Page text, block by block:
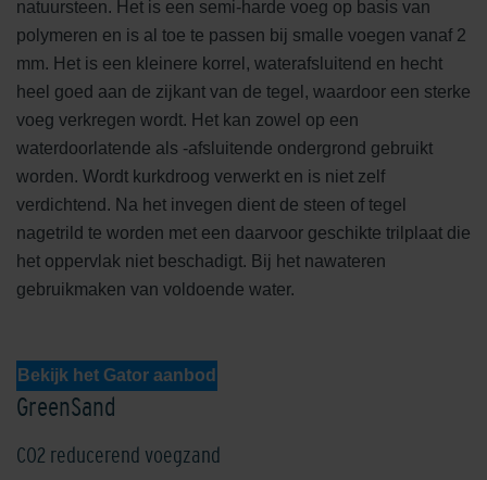
natuursteen. Het is een semi-harde voeg op basis van
polymeren en is al toe te passen bij smalle voegen vanaf 2
mm. Het is een kleinere korrel, waterafsluitend en hecht
heel goed aan de zijkant van de tegel, waardoor een sterke
voeg verkregen wordt. Het kan zowel op een
waterdoorlatende als -afsluitende ondergrond gebruikt
worden. Wordt kurkdroog verwerkt en is niet zelf
verdichtend. Na het invegen dient de steen of tegel
nagetrild te worden met een daarvoor geschikte trilplaat die
het oppervlak niet beschadigt. Bij het nawateren
gebruikmaken van voldoende water.
Bekijk het Gator aanbod
GreenSand
CO2 reducerend voegzand